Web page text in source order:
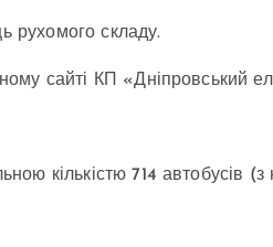
рухомого складу.
сайті КП «Дніпровський
кількістю 714 автобусів (з